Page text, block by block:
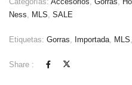
Ness, MLS, SALE
Etiquetas: Gorras, Importada, MLS,
Share :